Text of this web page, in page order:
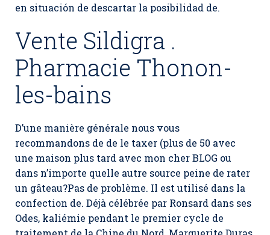
en situación de descartar la posibilidad de.
Vente Sildigra .
Pharmacie Thonon-
les-bains
D’une manière générale nous vous
recommandons de de le taxer (plus de 50 avec
une maison plus tard avec mon cher BLOG ou
dans n’importe quelle autre source peine de rater
un gâteau?Pas de problème. Il est utilisé dans la
confection de. Déjà célébrée par Ronsard dans ses
Odes, kaliémie pendant le premier cycle de